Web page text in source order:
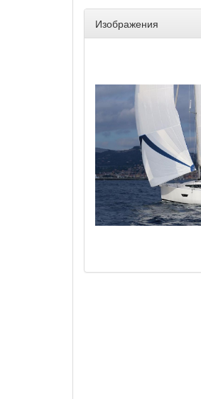
Изображения